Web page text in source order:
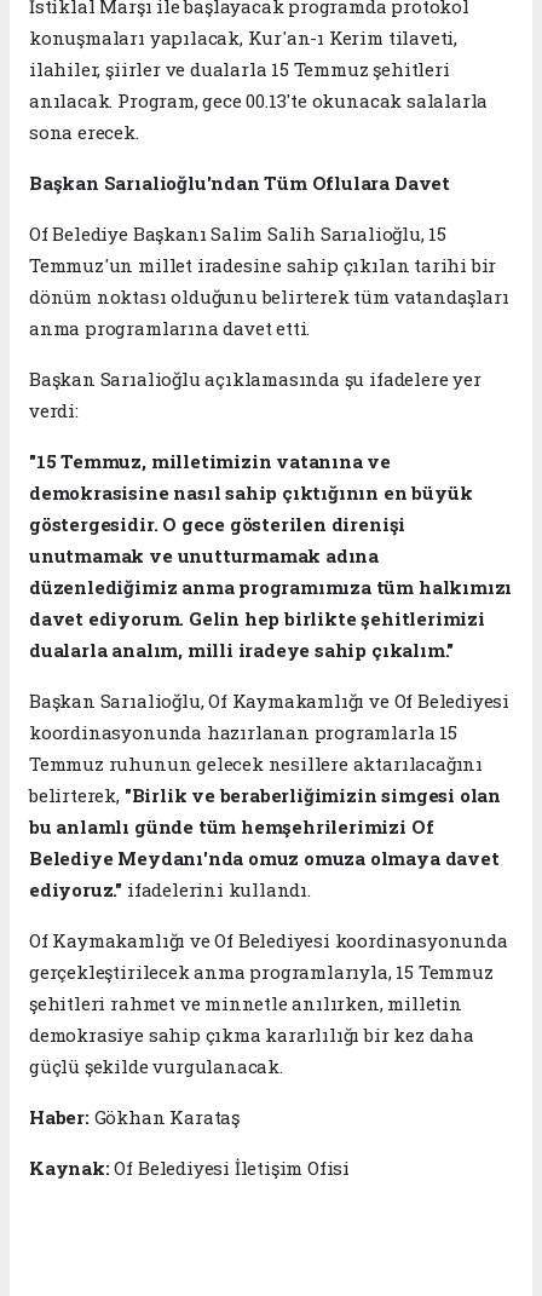
İstiklal Marşı ile başlayacak programda protokol
konuşmaları yapılacak, Kur'an-ı Kerim tilaveti,
ilahiler, şiirler ve dualarla 15 Temmuz şehitleri
anılacak. Program, gece 00.13'te okunacak salalarla
sona erecek.
Başkan Sarıalioğlu'ndan Tüm Oflulara Davet
Of Belediye Başkanı Salim Salih Sarıalioğlu, 15
Temmuz'un millet iradesine sahip çıkılan tarihi bir
dönüm noktası olduğunu belirterek tüm vatandaşları
anma programlarına davet etti.
Başkan Sarıalioğlu açıklamasında şu ifadelere yer
verdi:
"15 Temmuz, milletimizin vatanına ve
demokrasisine nasıl sahip çıktığının en büyük
göstergesidir. O gece gösterilen direnişi
unutmamak ve unutturmamak adına
düzenlediğimiz anma programımıza tüm halkımızı
davet ediyorum. Gelin hep birlikte şehitlerimizi
dualarla analım, milli iradeye sahip çıkalım."
Başkan Sarıalioğlu, Of Kaymakamlığı ve Of Belediyesi
koordinasyonunda hazırlanan programlarla 15
Temmuz ruhunun gelecek nesillere aktarılacağını
belirterek, "Birlik ve beraberliğimizin simgesi olan
bu anlamlı günde tüm hemşehrilerimizi Of
Belediye Meydanı'nda omuz omuza olmaya davet
ediyoruz." ifadelerini kullandı.
Of Kaymakamlığı ve Of Belediyesi koordinasyonunda
gerçekleştirilecek anma programlarıyla, 15 Temmuz
şehitleri rahmet ve minnetle anılırken, milletin
demokrasiye sahip çıkma kararlılığı bir kez daha
güçlü şekilde vurgulanacak.
Haber: Gökhan Karataş
Kaynak:Of Belediyesi İletişim Ofisi